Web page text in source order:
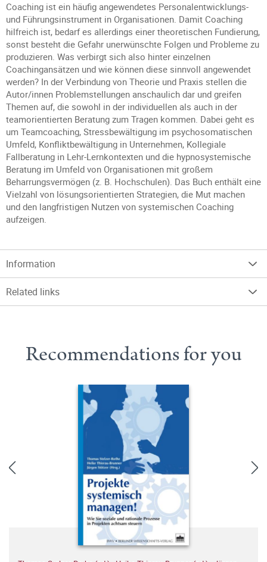
Coaching ist ein häufig angewendetes Personalentwicklungs-
und Führungsinstrument in Organisationen. Damit Coaching
hilfreich ist, bedarf es allerdings einer theoretischen Fundierung,
sonst besteht die Gefahr unerwünschte Folgen und Probleme zu
produzieren. Was verbirgt sich also hinter einzelnen
Coachingansätzen und wie können diese sinnvoll angewendet
werden? In der Verbindung von Theorie und Praxis stellen die
Autor/innen Problemstellungen anschaulich dar und greifen
Themen auf, die sowohl in der individuellen als auch in der
teamorientierten Beratung zum Tragen kommen. Dabei geht es
um Teamcoaching, Stressbewältigung im psychosomatischen
Umfeld, Konfliktbewältigung in Unternehmen, Kollegiale
Fallberatung in Lehr-Lernkontexten und die hypnosystemische
Beratung im Umfeld von Organisationen mit großem
Beharrungsvermögen (z. B. Hochschulen). Das Buch enthält eine
Vielzahl von lösungsorientierten Strategien, die Mut machen
und den langfristigen Nutzen von systemischen Coaching
aufzeigen.
Information
Related links
Recommendations for you